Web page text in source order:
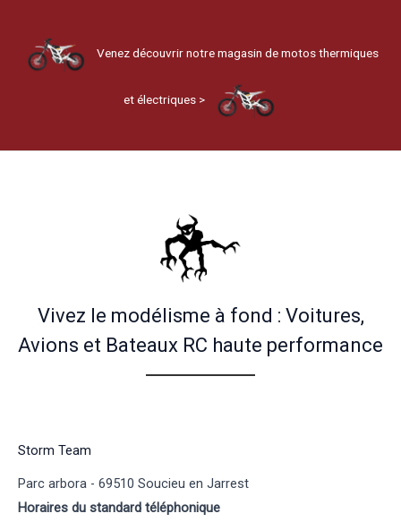
Venez découvrir notre magasin de motos thermiques
et électriques >
Vivez le modélisme à fond : Voitures,
Avions et Bateaux RC haute performance
Storm Team
Parc arbora - 69510 Soucieu en Jarrest
Horaires du standard téléphonique